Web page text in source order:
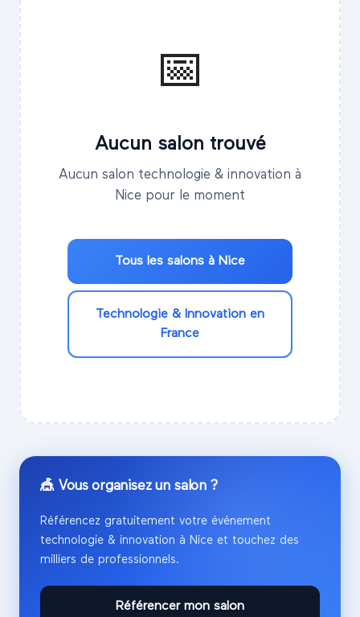
📅
Aucun salon trouvé
Aucun salon technologie & innovation à
Nice pour le moment
Tous les salons à Nice
Technologie & Innovation en
France
🎪 Vous organisez un salon ?
Référencez gratuitement votre événement
technologie & innovation à Nice et touchez des
milliers de professionnels.
Référencer mon salon